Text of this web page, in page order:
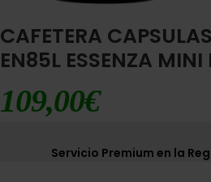
CAFETERA
EN85L ESSENZA MINI
109,00€
Servicio Premium en la